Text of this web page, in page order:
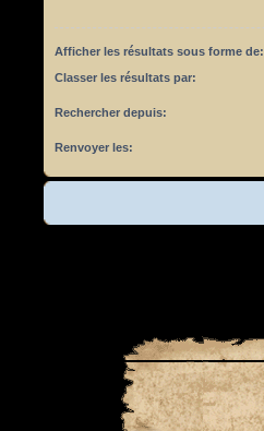
Afficher les résultats sous forme de:
Classer les résultats par:
Rechercher depuis:
Renvoyer les: